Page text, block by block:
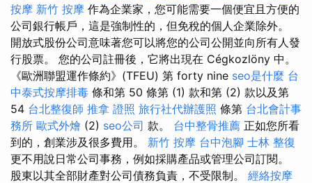
按摩 新竹 按摩 作為企業家，您可能需要一個便宜且方便的
公司銀行帳戶，這是強制性的，但免稅的個人企業除外。
開放式股份公司意味著您可以將您的公司公開並向所有人發
行股票。 您的公司註冊後，它將出現在 Cégkozlöny 中。
《歐洲聯盟運作條約》(TFEU) 第 forty nine seo是什麼 台
中泰式按摩排毒 條和第 50 條第 (1) 款和第 (2) 款以及第
54 台北整復師 推拿 證照 旅行社代辦護照 條第 台北會計事
務所 歐式外燴 (2) seo公司 款。 台中整骨推薦 正如您所看
到的，創業涉及很多費用。 新竹 按摩 台中泡腳 士林 整復
更不用說日常公司事務，例如採購產品或管理公司訂閱。
股東以其全部財產對公司債務負責，不受限制。 經絡按摩